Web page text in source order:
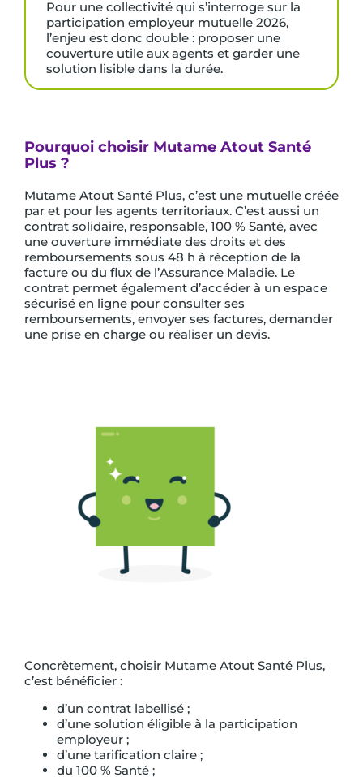
Pour une collectivité qui s’interroge sur la
participation employeur mutuelle 2026,
l’enjeu est donc double : proposer une
couverture utile aux agents et garder une
solution lisible dans la durée.
Pourquoi choisir Mutame Atout Santé
Plus ?
Mutame Atout Santé Plus, c’est une mutuelle créée
par et pour les agents territoriaux. C’est aussi un
contrat solidaire, responsable, 100 % Santé, avec
une ouverture immédiate des droits et des
remboursements sous 48 h à réception de la
facture ou du flux de l’Assurance Maladie. Le
contrat permet également d’accéder à un espace
sécurisé en ligne pour consulter ses
remboursements, envoyer ses factures, demander
une prise en charge ou réaliser un devis.
Concrètement, choisir Mutame Atout Santé Plus,
c’est bénéficier :
d’un contrat labellisé ;
d’une solution éligible à la participation
employeur ;
d’une tarification claire ;
du 100 % Santé ;